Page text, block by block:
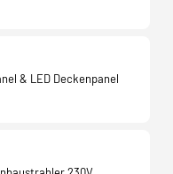
& LED Deckenpanel